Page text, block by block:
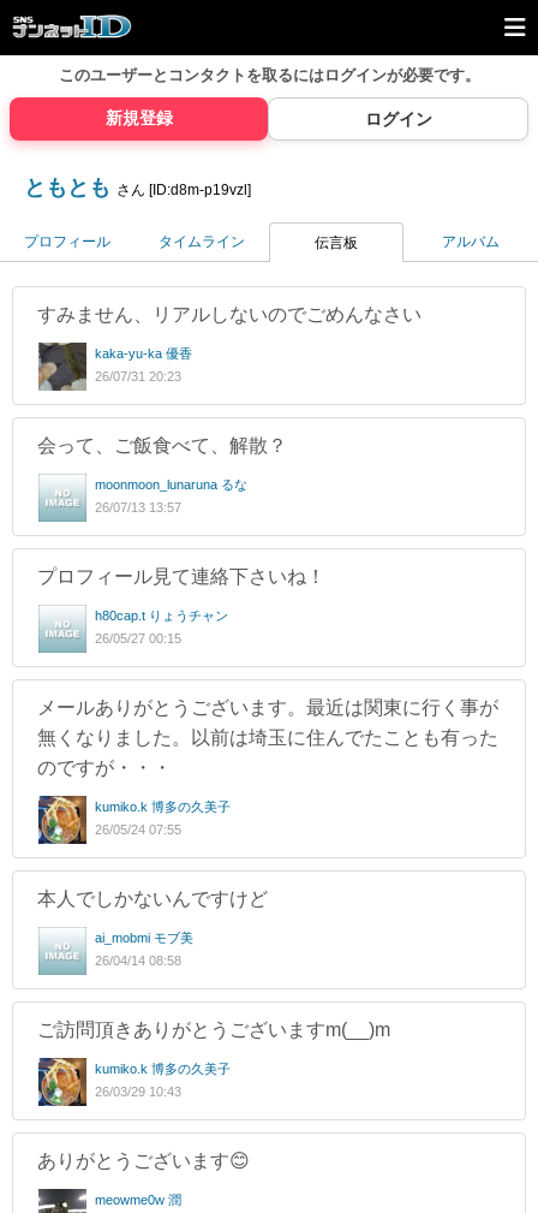
このユーザーとコンタクトを取るにはログインが必要です。
新規登録 ログイン
ともとも さん [ID:d8m-p19vzl]
プロフィール タイムライン 伝言板 アルバム
すみません、リアルしないのでごめんなさい
kaka-yu-ka 優香
26/07/31 20:23
会って、ご飯食べて、解散？
moonmoon_lunaruna るな
26/07/13 13:57
プロフィール見て連絡下さいね！
h80cap.t りょうチャン
26/05/27 00:15
メールありがとうございます。最近は関東に行く事が
無くなりました。以前は埼玉に住んでたことも有った
のですが・・・
kumiko.k 博多の久美子
26/05/24 07:55
本人でしかないんですけど
ai_mobmi モブ美
26/04/14 08:58
ご訪問頂きありがとうございますm(__)m
kumiko.k 博多の久美子
26/03/29 10:43
ありがとうございます😊
meowme0w 潤